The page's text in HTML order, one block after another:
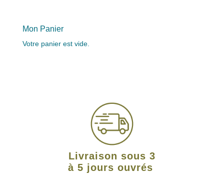
Mon Panier
Votre panier est vide.
Livraison sous 3
à 5 jours ouvrés